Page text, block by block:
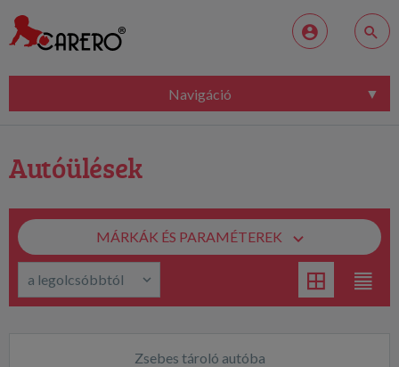
Navigáció
Autóülések
MÁRKÁK ÉS PARAMÉTEREK
Zsebes tároló autóba